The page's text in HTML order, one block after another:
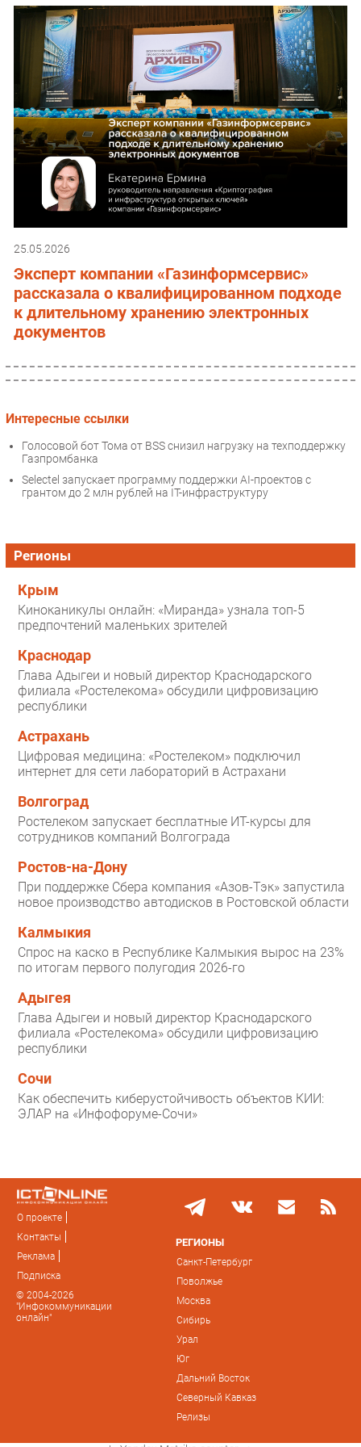
25.05.2026
Эксперт компании «Газинформсервис»
рассказала о квалифицированном подходе
к длительному хранению электронных
документов
Интересные ссылки
Голосовой бот Тома от BSS снизил нагрузку на техподдержку
Газпромбанка
Selectel запускает программу поддержки AI-проектов с
грантом до 2 млн рублей на IT-инфраструктуру
Регионы
Крым
Киноканикулы онлайн: «Миранда» узнала топ-5
предпочтений маленьких зрителей
Краснодар
Глава Адыгеи и новый директор Краснодарского
филиала «Ростелекома» обсудили цифровизацию
республики
Астрахань
Цифровая медицина: «Ростелеком» подключил
интернет для сети лабораторий в Астрахани
Волгоград
Ростелеком запускает бесплатные ИТ-курсы для
сотрудников компаний Волгограда
Ростов-на-Дону
При поддержке Сбера компания «Азов-Тэк» запустила
новое производство автодисков в Ростовской области
Калмыкия
Спрос на каско в Республике Калмыкия вырос на 23%
по итогам первого полугодия 2026-го
Адыгея
Глава Адыгеи и новый директор Краснодарского
филиала «Ростелекома» обсудили цифровизацию
республики
Сочи
Как обеспечить киберустойчивость объектов КИИ:
ЭЛАР на «Инфофоруме-Сочи»
О проекте
Контакты
Реклама
Подписка
© 2004-2026
"Инфокоммуникации
онлайн"
РЕГИОНЫ
Санкт-Петербург
Поволжье
Москва
Сибирь
Урал
Юг
Дальний Восток
Северный Кавказ
Релизы